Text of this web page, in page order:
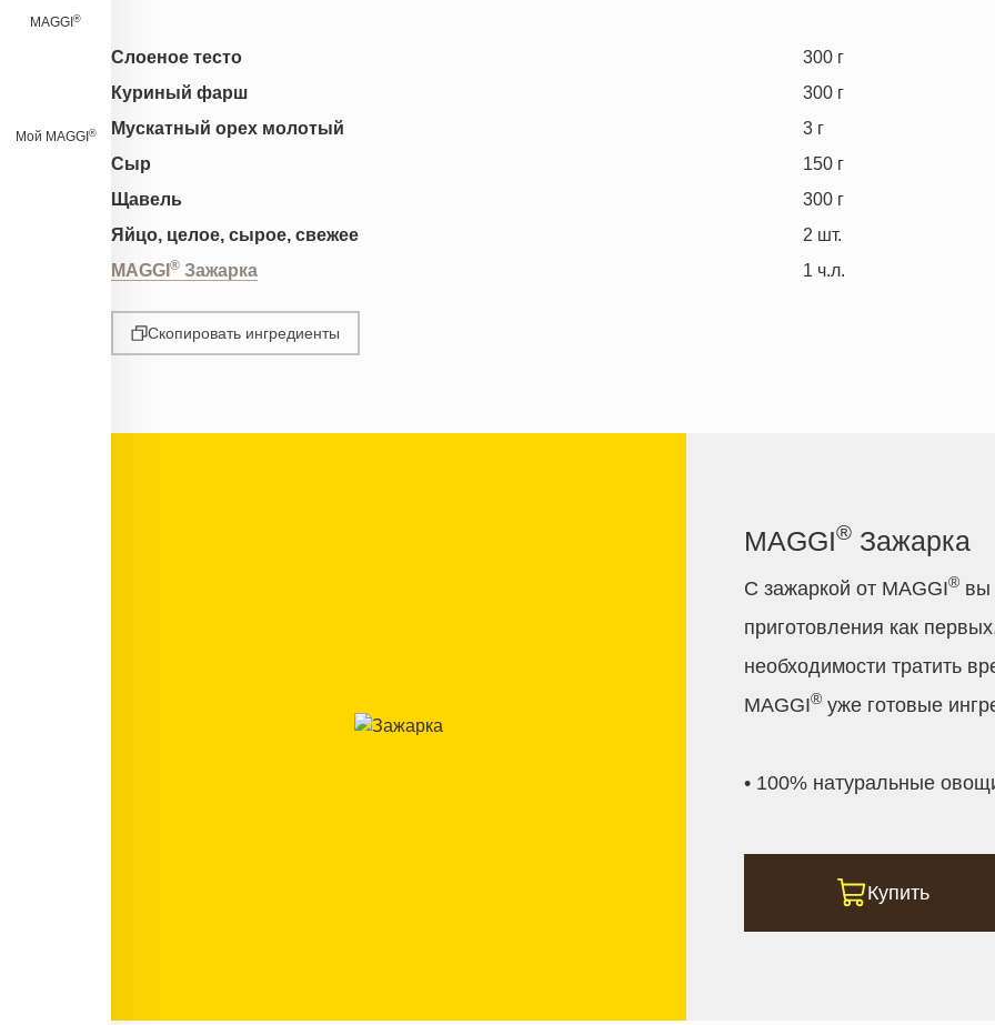
MAGGI ®
Мой MAGGI ®
Слоеное тесто 300 г
Куриный фарш
300 г
Мускатный орех молотый
3 г
Сыр
150 г
Щавель
300 г
Яйцо, целое, сырое, свежее
2 шт.
MAGGI ® Зажарка 1 ч.л.
Скопировать ингредиенты
MAGGI® Зажарка
С зажаркой от MAGGI® вы
приготовления как
необходимости тратить
MAGGI® уже готовые
• 100% натуральные
Купить